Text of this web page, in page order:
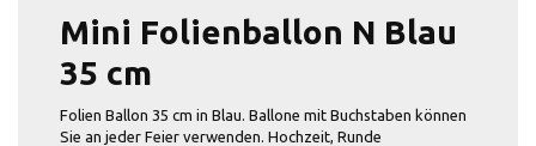
Mini Folienballon N Blau
35 cm
Folien Ballon 35 cm in Blau. Ballone mit Buchstaben können
Sie an jeder Feier verwenden. Hochzeit, Runde